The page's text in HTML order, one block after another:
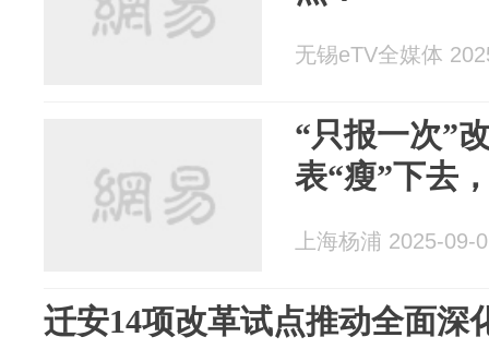
无锡eTV全媒体
“只报一次”
表“瘦”下去
上海杨浦 2025-09-
迁安14项改革试点推动全面深